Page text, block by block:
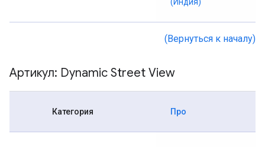
(Вернуться к началу)
Артикул: Dynamic Street View
Категория Про